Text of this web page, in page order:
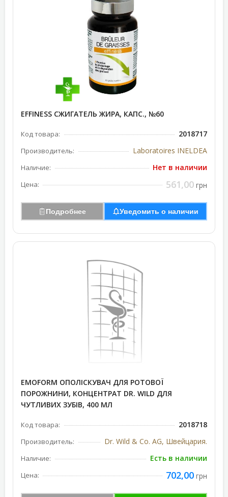
EFFINESS СЖИГАТЕЛЬ ЖИРА, КАПС., №60
Код товара: 2018717
Производитель: Laboratoires INELDEA
Наличие: Нет в наличии
Цена: 561,00 грн
Подробнее Уведомить о наличии
EMOFORM ОПОЛІСКУВАЧ ДЛЯ РОТОВОЇ
ПОРОЖНИНИ, КОНЦЕНТРАТ DR. WILD ДЛЯ
ЧУТЛИВИХ ЗУБІВ, 400 МЛ
Код товара: 2018718
Производитель: Dr. Wild & Co. AG, Швейцария.
Наличие: Есть в наличии
Цена: 702,00 грн